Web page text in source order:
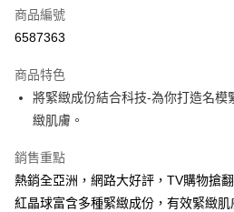
超商取貨付款
Apple Pay
街口支付
悠遊付
ATM付款
商品編號
6587363
商品特色
將緊緻成份結合科技-為你打造名模
緻肌膚。
銷售重點
熱銷全亞洲，網路大好評，TV購物搶
紅晶球富含多種緊緻成份，有效緊緻